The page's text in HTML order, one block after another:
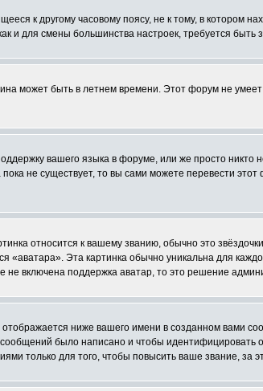
к другому часовому поясу, не к тому, в котором
и для смены большинства настроек, требуется
может быть в летнем времени. Этот форум не
вашего языка в форуме, или же просто
не существует, то вы сами можете перевести
относится к вашему званию, обычно это
Эта картинка обычно уникальна для
включена поддержка аватар, то это решение
ниже вашего имени в созданном вами
сообщений было написано и чтобы
только для того, чтобы повысить ваше звание,